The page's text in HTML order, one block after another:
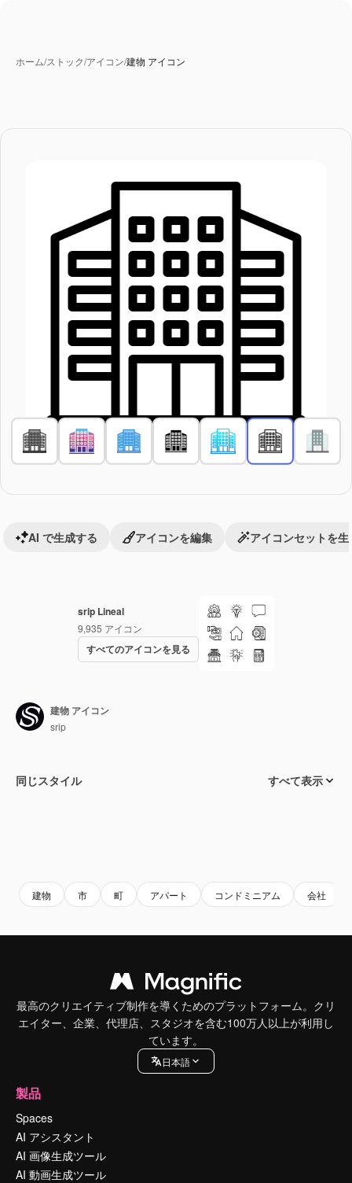
ホーム/ストック/アイコン/建物 アイコン
srip Lineal
9,935 アイコン
すべてのアイコンを見る
AI で生成する アイコンを編集 アイコンセットを生
建物 アイコン
srip
同じスタイル すべて表示
建物 市 町 アパート コンドミニアム 会社
最高のクリエイティブ制作を導くためのプラットフォーム。クリ
エイター、企業、代理店、スタジオを含む100万人以上が利用し
ています。
日本語
製品
Spaces
AI アシスタント
AI 画像生成ツール
AI 動画生成ツール